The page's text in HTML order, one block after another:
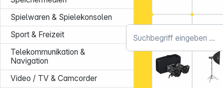
Spielwaren & Spielekonsolen
Sport & Freizeit
Telekommunikation &
Navigation
Video / TV & Camcorder